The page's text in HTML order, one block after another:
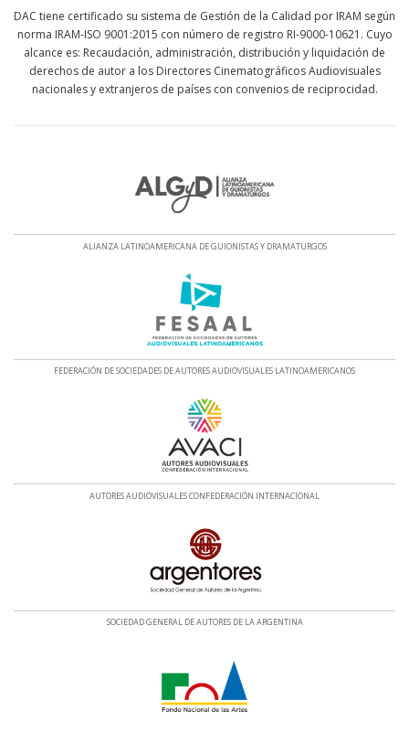
DAC tiene certificado su sistema de Gestión de la Calidad por IRAM según
norma IRAM-ISO 9001:2015 con número de registro RI-9000-10621. Cuyo
alcance es: Recaudación, administración, distribución y liquidación de
derechos de autor a los Directores Cinematográficos Audiovisuales
nacionales y extranjeros de países con convenios de reciprocidad.
ALIANZA LATINOAMERICANA DE GUIONISTAS Y DRAMATURGOS
FEDERACIÓN DE SOCIEDADES DE AUTORES AUDIOVISUALES LATINOAMERICANOS
AUTORES AUDIOVISUALES CONFEDERACIÓN INTERNACIONAL
SOCIEDAD GENERAL DE AUTORES DE LA ARGENTINA